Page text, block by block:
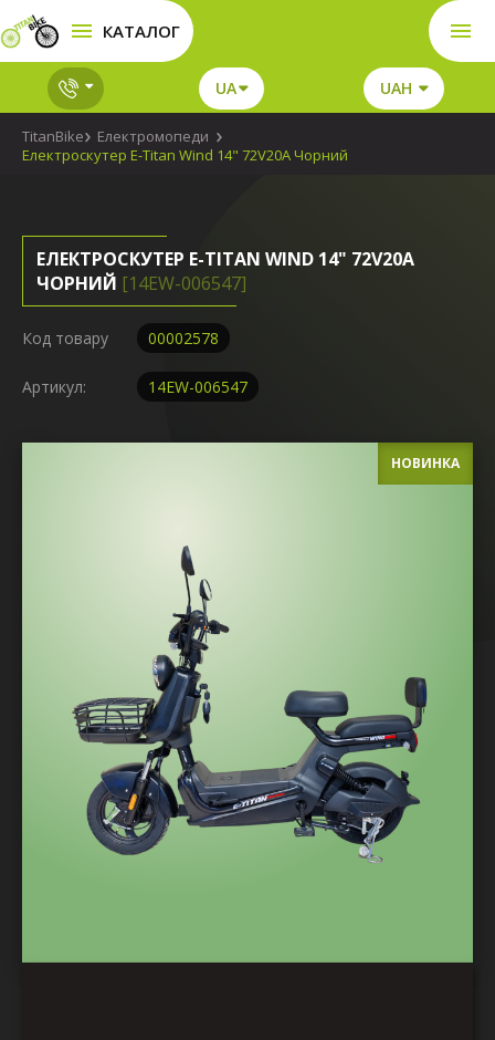
КАТАЛОГ
UA UAH
TitanBike
Електромопеди
Електроскутер E-Titan Wind 14" 72V20A Чорний
ЕЛЕКТРОСКУТЕР E-TITAN WIND 14" 72V20A
ЧОРНИЙ [14EW-006547]
Код товару 00002578
Артикул: 14EW-006547
НОВИНКА